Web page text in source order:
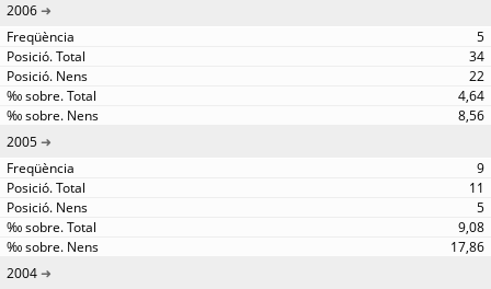
2006
5
34
22
4,64
8,56
2005
9
11
5
9,08
17,86
2004